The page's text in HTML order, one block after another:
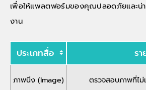
เพื่อให้แพลตฟอร์มของคุณปลอดภัยและน่า
งาน
ประเภทสื่อ รา
ภาพนิ่ง (Image) ตรวจสอบภาพที่ไม่